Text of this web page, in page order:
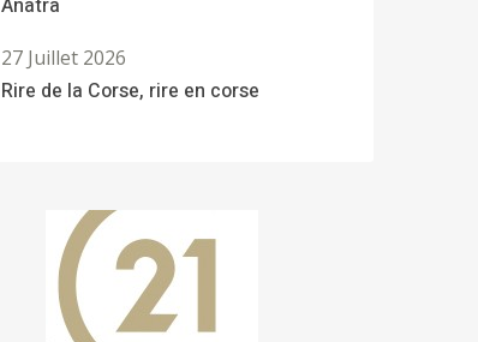
Anatra
27 Juillet 2026
Rire de la Corse, rire en corse